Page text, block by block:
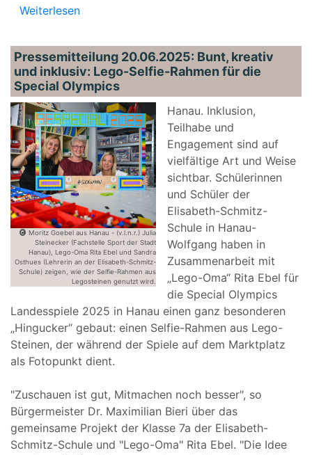
Weiterlesen
Pressemitteilung 20.06.2025: Bunt, kreativ
und inklusiv: Lego-Selfie-Rahmen für die
Special Olympics
Moritz Goebel aus Hanau - (v.l.n.r.) Julia
Steinecker (Fachstelle Sport der Stadt
Hanau), Lego-Oma Rita Ebel und Sandra
Osthues (Lehrerin an der Elisabeth-Schmitz-
Schule) zeigen, wie der Selfie-Rahmen aus
Legosteinen genutzt wird.
Hanau. Inklusion,
Teilhabe und
Engagement sind auf
vielfältige Art und Weise
sichtbar. Schülerinnen
und Schüler der
Elisabeth-Schmitz-
Schule in Hanau-
Wolfgang haben in
Zusammenarbeit mit
„Lego-Oma“ Rita Ebel für
die Special Olympics
Landesspiele 2025 in Hanau einen ganz besonderen
„Hingucker“ gebaut: einen Selfie-Rahmen aus Lego-
Steinen, der während der Spiele auf dem Marktplatz
als Fotopunkt dient.
"Zuschauen ist gut, Mitmachen noch besser", so
Bürgermeister Dr. Maximilian Bieri über das
gemeinsame Projekt der Klasse 7a der Elisabeth-
Schmitz-Schule und "Lego-Oma" Rita Ebel. "Die Idee